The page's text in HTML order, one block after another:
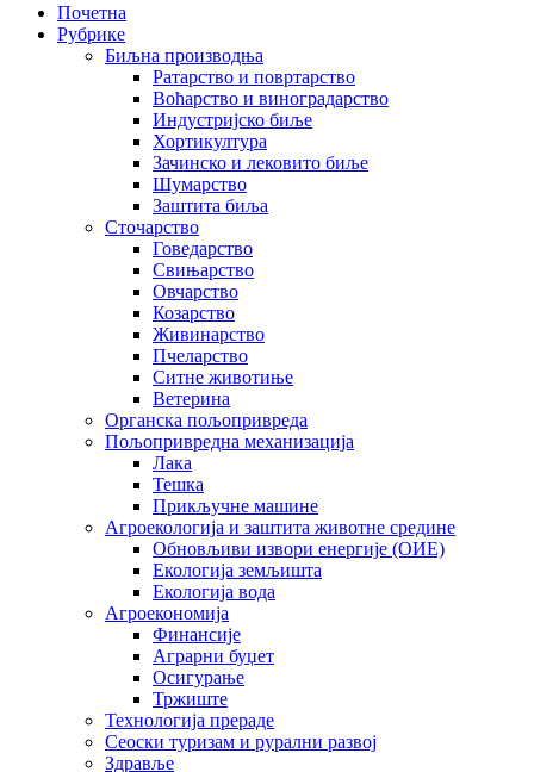
Почетна
Рубрике
Биљна производња
Ратарство и повртарство
Воћарство и виноградарство
Индустријско биље
Хортикултура
Зачинско и лековито биље
Шумарство
Заштита биља
Сточарство
Говедарство
Свињарство
Овчарство
Козарство
Живинарство
Пчеларство
Ситне животиње
Ветерина
Органска пољопривреда
Пољопривредна механизација
Лака
Тешка
Прикључне машине
Агроекологија и заштита животне средине
Обновљиви извори енергије (ОИЕ)
Екологија земљишта
Екологија вода
Агроекономија
Финансије
Аграрни буџет
Осигурање
Тржиште
Технологија прераде
Сеоски туризам и рурални развој
Здравље